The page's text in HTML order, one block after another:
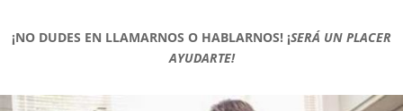
¡NO DUDES EN LLAMARNOS O HABLARNOS! ¡SERÁ UN PLACER
AYUDARTE!